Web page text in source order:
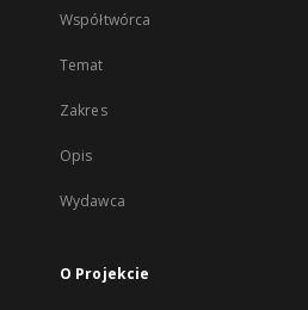
Współtwórca
Temat
Zakres
Opis
Wydawca
O Projekcie